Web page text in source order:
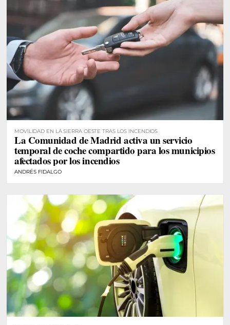
MOVILIDAD EN LA SIERRA OESTE TRAS LOS INCENDIOS
La Comunidad de Madrid activa un servicio
temporal de coche compartido para los municipios
afectados por los incendios
ANDRÉS FIDALGO